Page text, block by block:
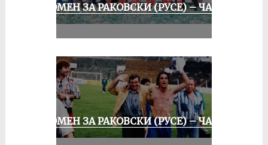
СПОМЕН ЗА РАКОВСКИ (РУСЕ) – ЧАСТ
СПОМЕН ЗА РАКОВСКИ (РУСЕ) – ЧАСТ